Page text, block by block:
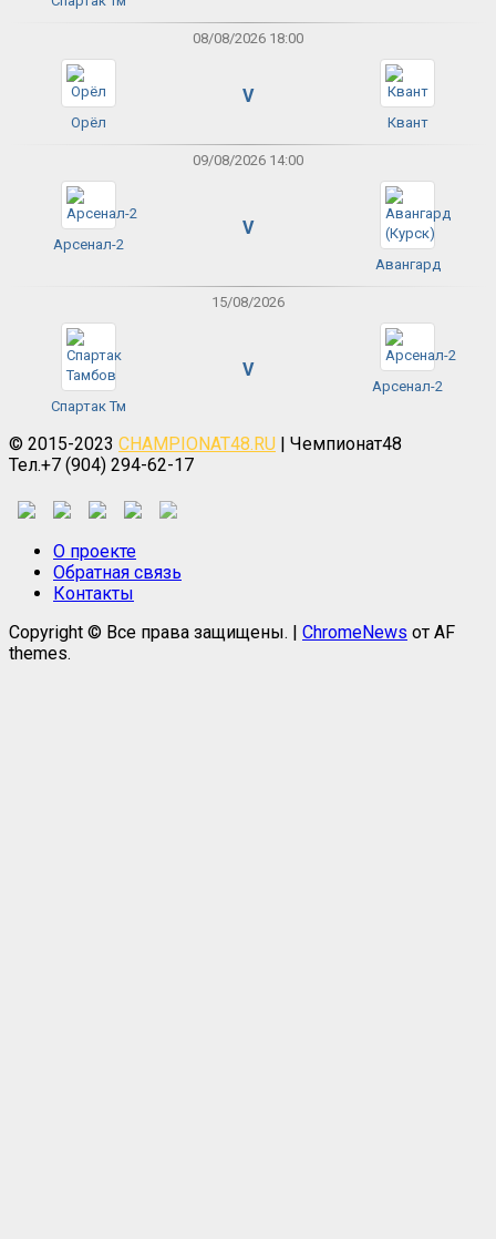
08/08/2026 18:00
Орёл
V
Квант
09/08/2026 14:00
Арсенал-2
V
Авангард
15/08/2026
Спартак Тм
V
Арсенал-2
© 2015-2023 CHAMPIONAT48.RU | Чемпионат48
Тел.+7 (904) 294-62-17
О проекте
Обратная связь
Контакты
Copyright © Все права защищены. | ChromeNews от AF
themes.